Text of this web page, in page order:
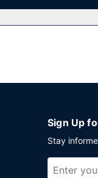
Sign Up
Stay